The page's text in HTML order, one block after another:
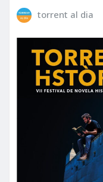
torrent al dia